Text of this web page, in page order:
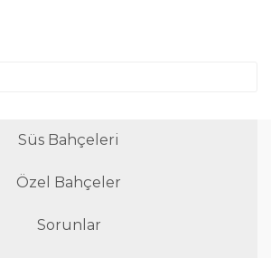
Süs Bahçeleri
Özel Bahçeler
Sorunlar